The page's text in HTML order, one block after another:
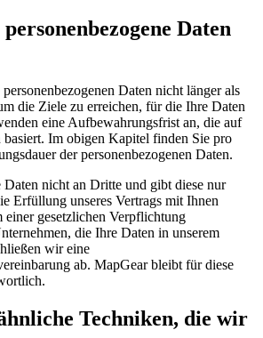
Daten
Daten nicht länger als
die Ziele zu erreichen, für die Ihre Daten
eine Aufbewahrungsfrist an, die auf
Im obigen Kapitel finden Sie pro
der personenbezogenen Daten.
nicht an Dritte und gibt diese nur
Erfüllung unseres Vertrags mit Ihnen
einer gesetzlichen Verpflichtung
die Ihre Daten in unserem
wir eine
ab. MapGear bleibt für diese
Techniken, die wir